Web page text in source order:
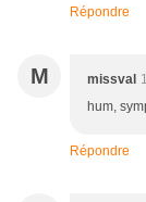
Répondre
M missval
hum,
Répondre